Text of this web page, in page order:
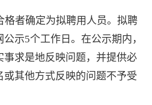
格者确定为拟聘用人员。拟聘
公示5个工作日。在公示期内，
事求是地反映问题，并提供必
其他方式反映的问题不予受